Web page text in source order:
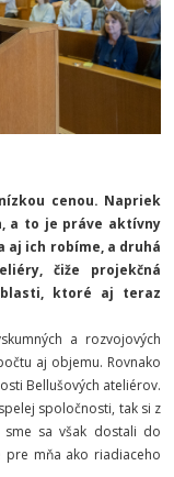
cenou. Napriek
a to je práve aktívny
aj ich robíme, a druhá
čiže projekčná
ktoré aj teraz
a rozvojových
aj objemu. Rovnako
Bellušových ateliérov.
spoločnosti, tak si z
sa však dostali do
pre mňa ako riadiaceho